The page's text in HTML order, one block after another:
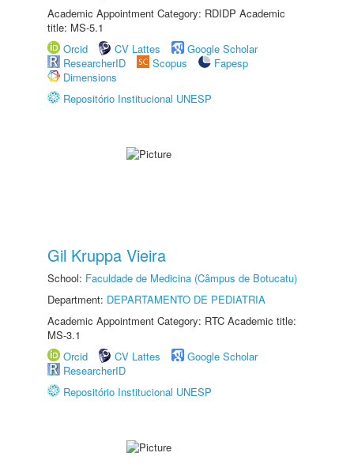
Academic Appointment Category: RDIDP Academic
title: MS-5.1
Orcid
CV Lattes
Google Scholar
ResearcherID
Scopus
Fapesp
Dimensions
Repositório Institucional UNESP
Gil Kruppa Vieira
School: Faculdade de Medicina (Câmpus de Botucatu)
Department: DEPARTAMENTO DE PEDIATRIA
Academic Appointment Category: RTC Academic title:
MS-3.1
Orcid
CV Lattes
Google Scholar
ResearcherID
Repositório Institucional UNESP